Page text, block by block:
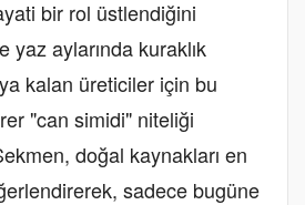
bir rol üstlendiğini
yaz aylarında kuraklık
kalan üreticiler için bu
"can simidi" niteliği
doğal kaynakları en
sadece bugüne